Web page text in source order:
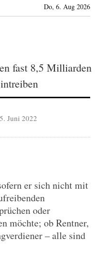
Do, 6. Aug 2026
fast 8,5 Milliarden
Juni 2022
er sich nicht mit
oder
möchte; ob Rentner,
– alle sind